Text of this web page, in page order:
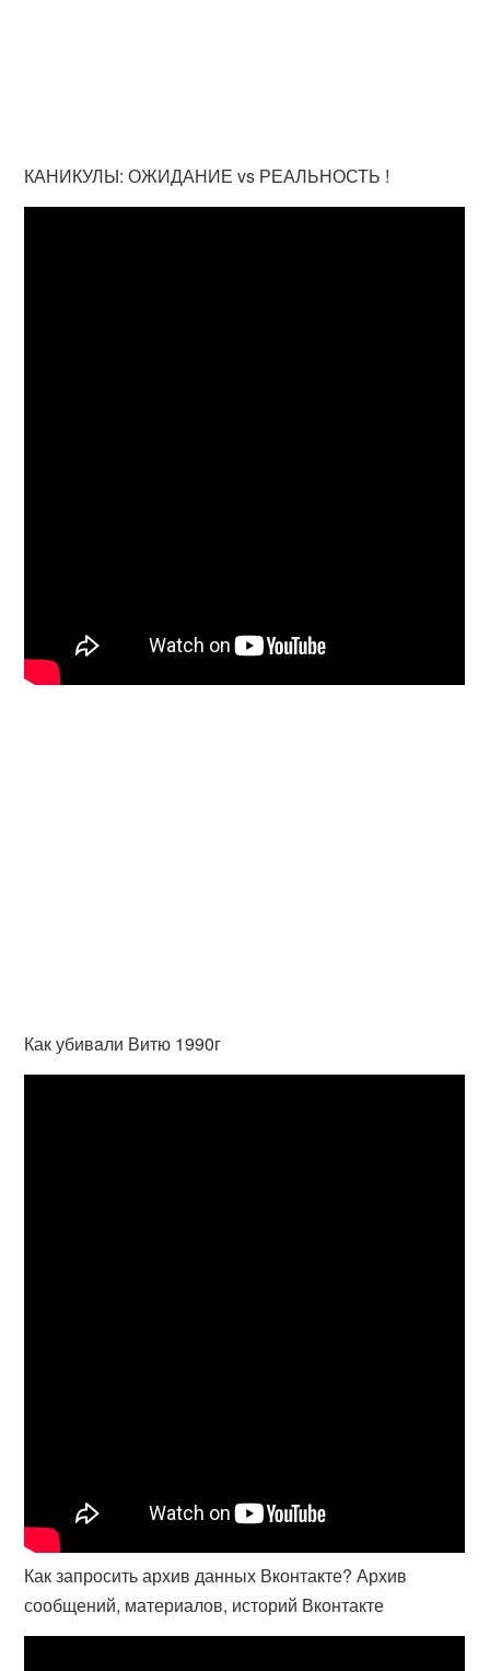
КАНИКУЛЫ: ОЖИДАНИЕ vs РЕАЛЬНОСТЬ !
Как убивaли Витю 1990г
Как запросить архив данных Вконтакте? Архив
сообщений, материалов, историй Вконтакте